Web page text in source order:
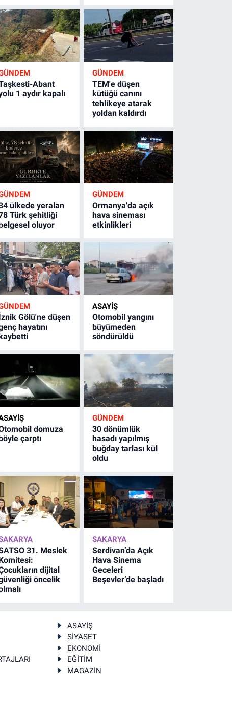
Abant
1 aydır kapalı
GÜNDEM
TEM'e düşen
kütüğü canını
tehlikeye atarak
yoldan kaldırdı
ülkede yeralan
Türk şehitliği
oluyor
GÜNDEM
Ormanya'da açık
hava sineması
etkinlikleri
Gölü'ne düşen
hayatını
ASAYİŞ
Otomobil yangını
büyümeden
söndürüldü
domuza
çarptı
GÜNDEM
30 dönümlük
hasadı yapılmış
buğday tarlası kül
oldu
31. Meslek
dijital
öncelik
SAKARYA
Serdivan’da Açık
Hava Sinema
Geceleri
Beşevler’de başladı
ASAYİŞ
SİYASET
EKONOMİ
EĞİTİM
MAGAZİN